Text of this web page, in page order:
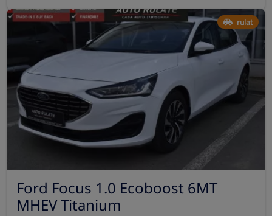
rulat
Ford Focus 1.0 Ecoboost 6MT
MHEV Titanium